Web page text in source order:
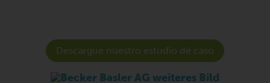
Descargue nuestro estudio de caso